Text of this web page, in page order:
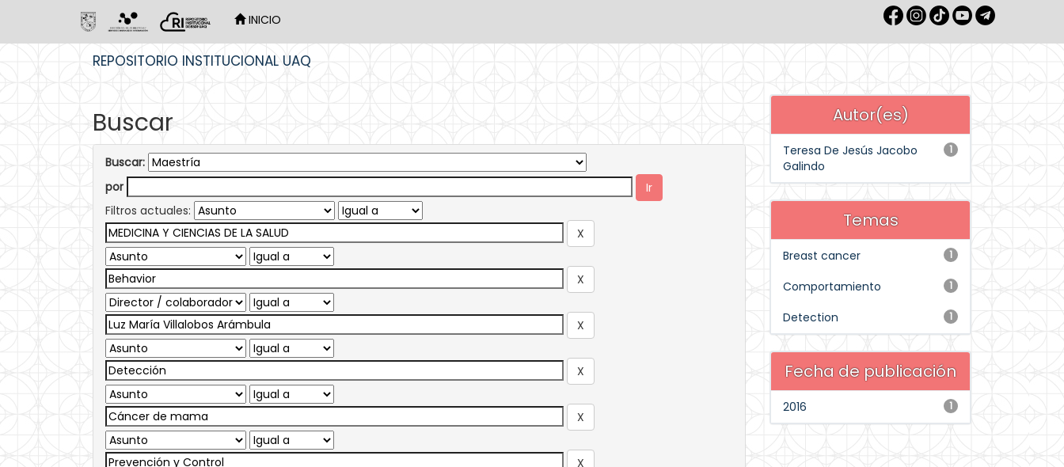
INICIO
REPOSITORIO INSTITUCIONAL UAQ
Buscar
Buscar:
por
Filtros actuales:
Autor(es)
1
Teresa De Jesús Jacobo
Galindo
Temas
1
Breast cancer
1
Comportamiento
1
Detection
Fecha de publicación
1
2016